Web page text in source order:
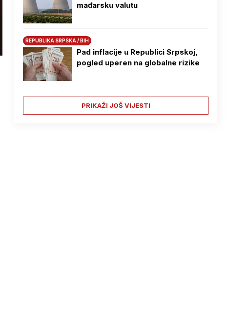
mađarsku valutu
REPUBLIKA SRPSKA / BIH
Pad inflacije u Republici Srpskoj,
pogled uperen na globalne rizike
PRIKAŽI JOŠ VIJESTI